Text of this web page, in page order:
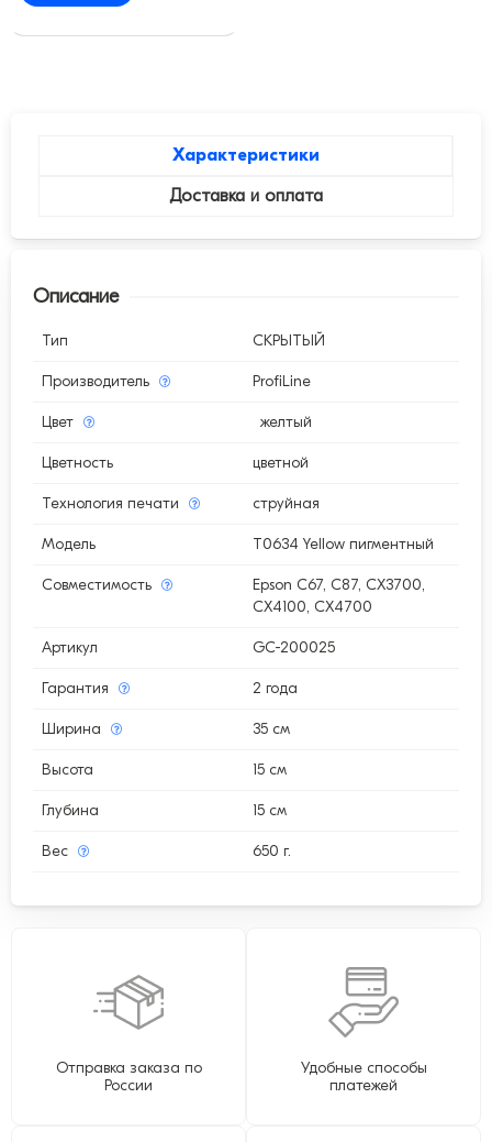
Характеристики
Доставка и оплата
Описание
Тип СКРЫТЫЙ
Производитель ProfiLine
Цвет желтый
Цветность цветной
Технология печати струйная
Модель T0634 Yellow пигментный
Совместимость
Epson C67, C87, CX3700,
CX4100, CX4700
Артикул GC-200025
Гарантия 2 года
Ширина 35 см
Высота 15 см
Глубина 15 см
Вес 650 г.
Отправка заказа по
России
Удобные способы
платежей